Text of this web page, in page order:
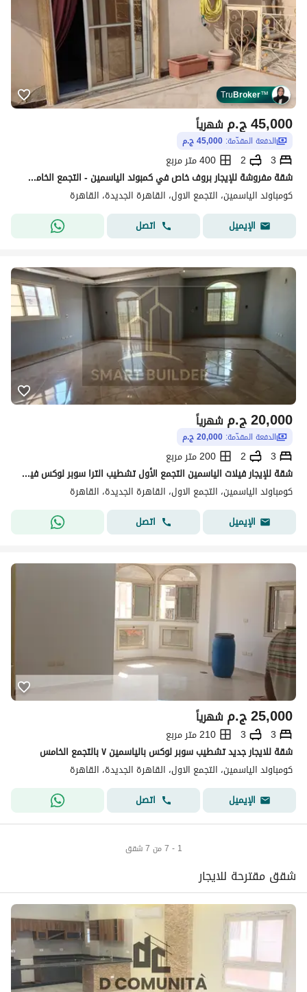
TruBroker™
ج.م45,000 شهرياً
الدفعة المقدّمة: 45,000 ج.م
3
2
400 متر مربع
شقة مفروشة للإيجار بروف خاص في كمبوند الياسمين - التجمع الخامس. مساحه 400 متر الدور الثالت بدون مصعد بها روف خاص و تراس كبير 3 غرف نوم 2 حمام
كومباوند الياسمين، التجمع الاول، القاهرة الجديدة، القاهرة
الإيميل
اتصل
ج.م20,000 شهرياً
الدفعة المقدّمة: 20,000 ج.م
3
2
200 متر مربع
شقة للإيجار فيلات الياسمين التجمع الأول تشطيب الترا سوبر لوكس فيو مفتوح مباشرة على شارع كبير دور اول متكرر موقع متميز كاملة المرافق والخدمات
كومباوند الياسمين، التجمع الاول، القاهرة الجديدة، القاهرة
الإيميل
اتصل
ج.م25,000 شهرياً
3
3
210 متر مربع
شقة للايجار جديد تشطيب سوبر لوكس بالياسمين ٧ بالتجمع الخامس
كومباوند الياسمين، التجمع الاول، القاهرة الجديدة، القاهرة
الإيميل
اتصل
1 - 7 من 7 شقق
شقق مقترحة للايجار